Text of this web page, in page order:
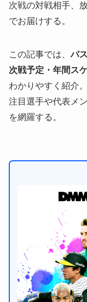
次戦の対戦相手、
でお届けする。
この記事では、バ
次戦予定・年間ス
わかりやすく紹介。
注目選手や代表メ
を網羅する。